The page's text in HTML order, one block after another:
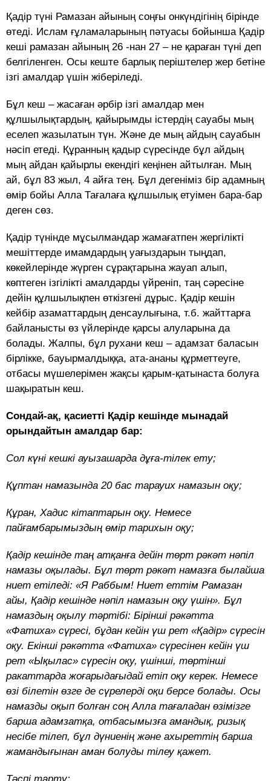
Қадір түні Рамазан айының соңғы онкүндігінің бірінде
өтеді. Ислам ғұламаларының пәтуасы бойынша Қадір
кеші рамазан айының 26 -нан 27 – не қараған түні деп
белгіленген. Осы кеште барлық періштелер жер бетіне
ізгі амалдар үшін жіберіледі.
Бұл кеш – жасаған әрбір ізгі амалдар мен
құлшылықтардың, қайырымды істердің сауабы мың
еселеп жазылатын түн. Және де мың айдың сауабын
нәсіп етеді. Құранның қадыр сүресінде бұл айдың
мың айдан қайырлы екендігі кеңінен айтылған. Мың
ай, бұл 83 жыл, 4 айға тең. Бұл дегеніміз бір адамның
өмір бойы Алла Тағалаға құлшылық етуімен бара-бар
деген сөз.
Қадір түнінде мұсылмандар жамағатпен жергілікті
мешіттерде имамдардың уағыздарын тыңдап,
көкейлерінде жүрген сұрақтарына жауап алып,
көптеген ізгілікті амалдарды үйреніп, таң сәресіне
дейін құлшылықпен өткізгені дұрыс. Қадір кешін
кейбір азаматтардың денсаулығына, т.б. жайттарға
байланысты өз үйлерінде қарсы алуларына да
болады. Жалпы, бұл рухани кеш – адамзат баласын
бірлікке, бауырмалдыққа, ата-ананы құрметтеуге,
отбасы мүшелерімен жақсы қарым-қатынаста болуға
шақыратын кеш.
Сондай-ақ, қасиетті Қадір кешінде мынадай
орындайтын амалдар бар:
Сол күні кешкі ауызашарда дұға-тілек ету;
Құптан намазында 20 бас тарауих намазын оқу;
Құран, Хадис кітаптарын оқу. Немесе
пайғамбарымыздың өмір тарихын оқу;
Қадір кешінде таң атқанға дейін төрт рәкәт нәпіл
намазы оқылады. Бұл төрт рәкәт намазға былайша
ниет етіледі: «Я Раббым! Ниет еттім Рамазан
айы, Қадір кешінде нәпіл намазын оқу үшін». Бұл
намаздың оқылу тәртібі: Бірінші рәкәтта
«Фатиха» сүресі, бұдан кейін үш рет «Қадір» сүресін
оқу. Екінші рәкәтта «Фатиха» сүресінен кейін үш
рет «Ықылас» сүресін оқу, үшінші, төртінші
ракаттарда жоғарыдағыдай етіп оқу керек. Немесе
өзі білетін өзге де сүрелерді оқи берсе болады. Осы
намазды оқып болған соң Алла тағаладан өзімізге
барша адамзатқа, отбасымызға амандық, ризық
несібе тілеп, бұл дүниенің және ахыреттің барша
жамандығынан аман болуды тілеу қажет.